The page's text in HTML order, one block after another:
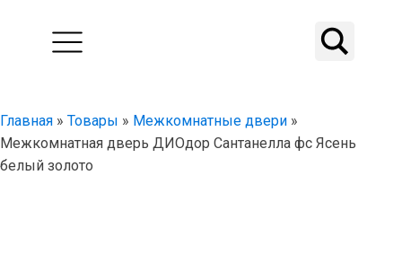
Главная » Товары » Межкомнатные двери »
Межкомнатная дверь ДИОдор Сантанелла фс Ясень
белый золото